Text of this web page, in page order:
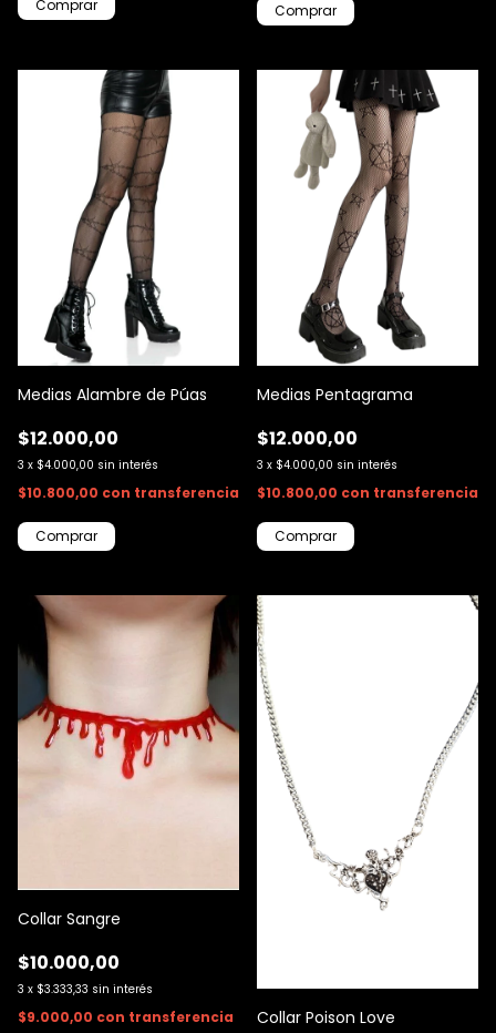
Comprar
Medias Alambre de Púas
$12.000,00
3 x $4.000,00 sin interés
$10.800,00 con transferencia
Comprar
Medias Pentagrama
$12.000,00
3 x $4.000,00 sin interés
$10.800,00 con transferencia
Collar Sangre
$10.000,00
3 x $3.333,33 sin interés
$9.000,00 con transferencia Collar Poison Love